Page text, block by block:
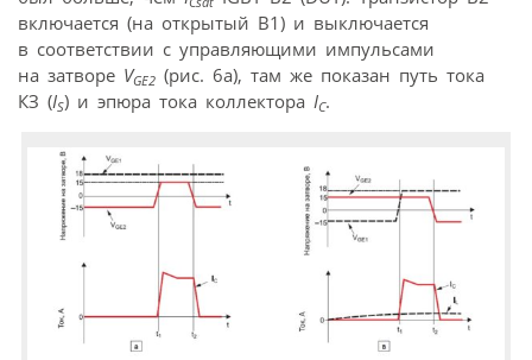
включается (на открытый В1) и выключается
в соответствии с управляющими импульсами
на затворе VGE2 (рис. 6а), там же показан путь тока
КЗ (IS) и эпюра тока коллектора IC.